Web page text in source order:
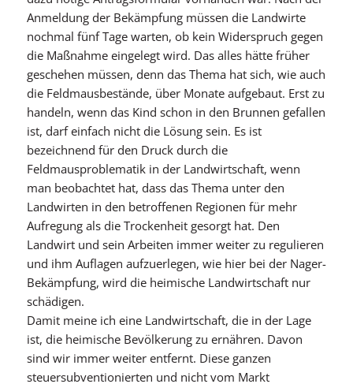
Anmeldung der Bekämpfung müssen die Landwirte
nochmal fünf Tage warten, ob kein Widerspruch gegen
die Maßnahme eingelegt wird. Das alles hätte früher
geschehen müssen, denn das Thema hat sich, wie auch
die Feldmausbestände, über Monate aufgebaut. Erst zu
handeln, wenn das Kind schon in den Brunnen gefallen
ist, darf einfach nicht die Lösung sein. Es ist
bezeichnend für den Druck durch die
Feldmausproblematik in der Landwirtschaft, wenn
man beobachtet hat, dass das Thema unter den
Landwirten in den betroffenen Regionen für mehr
Aufregung als die Trockenheit gesorgt hat. Den
Landwirt und sein Arbeiten immer weiter zu regulieren
und ihm Auflagen aufzuerlegen, wie hier bei der Nager-
Bekämpfung, wird die heimische Landwirtschaft nur
schädigen.
Damit meine ich eine Landwirtschaft, die in der Lage
ist, die heimische Bevölkerung zu ernähren. Davon
sind wir immer weiter entfernt. Diese ganzen
steuersubventionierten und nicht vom Markt